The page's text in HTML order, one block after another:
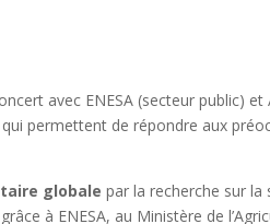
avec ENESA (secteur
permettent de répondre aux
globale par la recherche sur la
à ENESA, au Ministère de